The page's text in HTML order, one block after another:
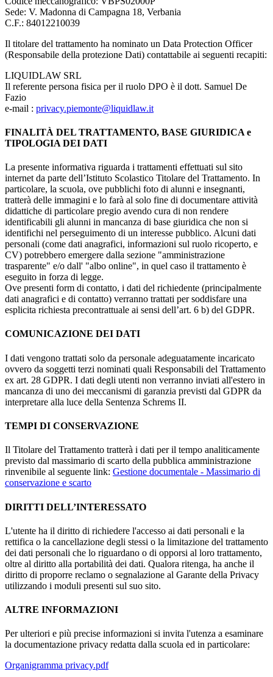
Sede: V. Madonna di Campagna 18, Verbania
C.F.: 84012210039
Il titolare del trattamento ha nominato un Data Protection Officer
(Responsabile della protezione Dati) contattabile ai seguenti recapiti:
LIQUIDLAW SRL
Il referente persona fisica per il ruolo DPO è il dott. Samuel De
Fazio
e-mail : privacy.piemonte@liquidlaw.it
FINALITÀ DEL TRATTAMENTO, BASE GIURIDICA e
TIPOLOGIA DEI DATI
La presente informativa riguarda i trattamenti effettuati sul sito
internet da parte dell’Istituto Scolastico Titolare del Trattamento. In
particolare, la scuola, ove pubblichi foto di alunni e insegnanti,
tratterà delle immagini e lo farà al solo fine di documentare attività
didattiche di particolare pregio avendo cura di non rendere
identificabili gli alunni in mancanza di base giuridica che non si
identifichi nel perseguimento di un interesse pubblico. Alcuni dati
personali (come dati anagrafici, informazioni sul ruolo ricoperto, e
CV) potrebbero emergere dalla sezione "amministrazione
trasparente" e/o dall' "albo online", in quel caso il trattamento è
eseguito in forza di legge.
Ove presenti form di contatto, i dati del richiedente (principalmente
dati anagrafici e di contatto) verranno trattati per soddisfare una
esplicita richiesta precontrattuale ai sensi dell’art. 6 b) del GDPR.
COMUNICAZIONE DEI DATI
I dati vengono trattati solo da personale adeguatamente incaricato
ovvero da soggetti terzi nominati quali Responsabili del Trattamento
ex art. 28 GDPR. I dati degli utenti non verranno inviati all'estero in
mancanza di uno dei meccanismi di garanzia previsti dal GDPR da
interpretare alla luce della Sentenza Schrems II.
TEMPI DI CONSERVAZIONE
Il Titolare del Trattamento tratterà i dati per il tempo analiticamente
previsto dal massimario di scarto della pubblica amministrazione
rinvenibile al seguente link: Gestione documentale - Massimario di
conservazione e scarto
DIRITTI DELL’INTERESSATO
L'utente ha il diritto di richiedere l'accesso ai dati personali e la
rettifica o la cancellazione degli stessi o la limitazione del trattamento
dei dati personali che lo riguardano o di opporsi al loro trattamento,
oltre al diritto alla portabilità dei dati. Qualora ritenga, ha anche il
diritto di proporre reclamo o segnalazione al Garante della Privacy
utilizzando i moduli presenti sul suo sito.
ALTRE INFORMAZIONI
Per ulteriori e più precise informazioni si invita l'utenza a esaminare
la documentazione privacy redatta dalla scuola ed in particolare:
Organigramma privacy.pdf